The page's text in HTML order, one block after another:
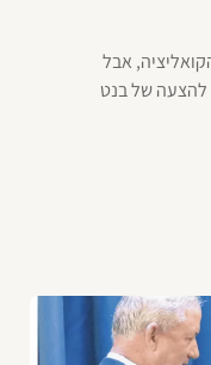
אבל
להצעה של בנט